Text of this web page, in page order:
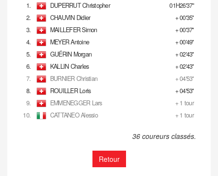
1. DUPERRUT Christopher
01H26'37''
2.
CHAUVIN Didier
+ 00'35''
3.
MAILLEFER Simon
+ 00'37''
4.
MEYER Antoine
+ 00'49''
5.
GUÉRIN Morgan
+ 02'43''
6.
KALLIN Charles
+ 02'43''
7.
BURNIER Christian
+ 04'53''
8.
ROUILLER Loris
+ 04'53''
9.
EMMENEGGER Lars
+ 1 tour
10.
CATTANEO Alessio + 1 tour
36 coureurs classés.
Retour